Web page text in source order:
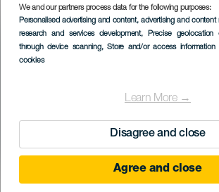
We and our partners process data for the following purposes:
Personalised advertising and content, advertising and
research and services development, Precise geolocation
through device scanning, Store and/or access
cookies
Learn More →
Disagree and close
Agree and close
Imagen
Listado